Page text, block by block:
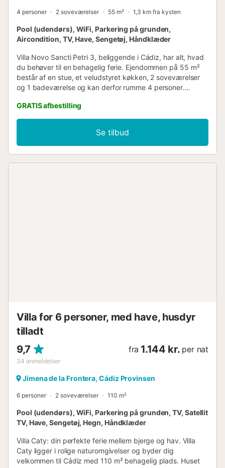
4 personer 2 soveværelser 55 m² 1,3 km fra kysten
Pool (udendørs), WiFi, Parkering på grunden,
Aircondition, TV, Have, Sengetøj, Håndklæder
Villa Novo Sancti Petri 3, beliggende i Cádiz, har alt, hvad
du behøver til en behagelig ferie. Ejendommen på 55 m²
består af en stue, et veludstyret køkken, 2 soveværelser
og 1 badeværelse og kan derfor rumme 4 personer.
streamingtjenester, aircondition samt en vaskemaskine. En
babyseng er tilgængelig. Denne feriebolig tilbyder et
privat udendørs område med swimmingpool, have,
terrasse og grillfaciliteter. Boligen ligger bekvemt tæt på et
sundhedscenter, golfbaner, ridefaciliteter samt tennis- og
GRATIS afbestilling
Se tilbud
Villa for 6 personer, med have, husdyr
tilladt
9,7
34 anmeldelser
fra 1.144 kr. per nat
Jimena de la Frontera, Cádiz Provinsen
6 personer 2 soveværelser 110 m²
Pool (udendørs), WiFi, Parkering på grunden, TV, Satellit
TV, Have, Sengetøj, Hegn, Håndklæder
Villa Caty: din perfekte ferie mellem bjerge og hav. Villa
Caty ligger i rolige naturomgivelser og byder dig
velkommen til Cádiz med 110 m² behagelig plads. Huset